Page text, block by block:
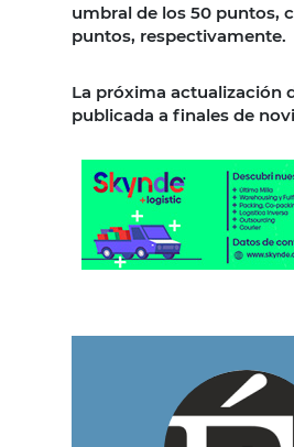
umbral de los 50 puntos,
puntos, respectivamente.
La próxima actualización
publicada a finales de